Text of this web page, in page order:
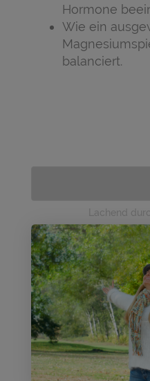
Hormone
Wie ein
balanciert.
Lachend